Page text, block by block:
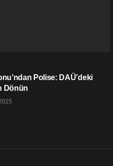
Polise: DAÜ’deki
Dönün